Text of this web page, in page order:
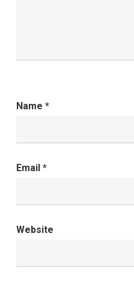
Name *
Email *
Website